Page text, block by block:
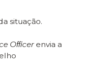
situação.
Oﬃcerenvia a